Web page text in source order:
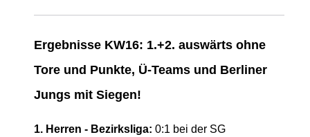
Ergebnisse KW16: 1.+2. auswärts ohne
Tore und Punkte, Ü-Teams und Berliner
Jungs mit Siegen!
1. Herren - Bezirksliga: 0:1 bei der SG